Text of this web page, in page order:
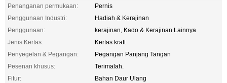
Penanganan permukaan:
Pernis
Penggunaan Industri:
Hadiah & Kerajinan
Penggunaan:
kerajinan, Kado & Kerajinan Lainnya
Jenis Kertas:
Kertas kraft
Penyegelan & Pegangan:
Pegangan Panjang Tangan
Pesenan khusus:
Terimalah.
Fitur:
Bahan Daur Ulang